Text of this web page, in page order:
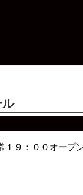
ル
１９：００オープ